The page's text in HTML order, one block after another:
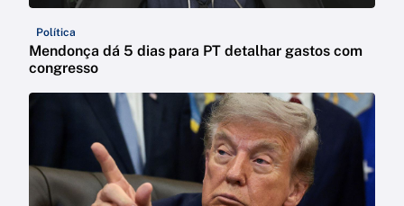
Política
Mendonça dá 5 dias para PT detalhar gastos com
congresso